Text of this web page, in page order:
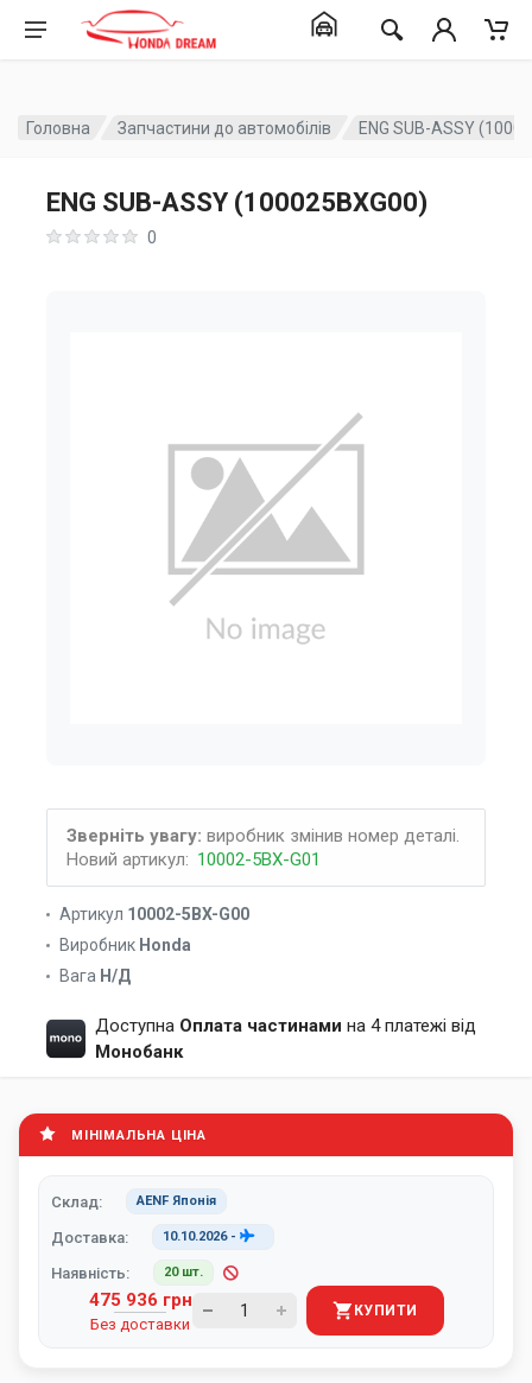
Головна Запчастини до автомобілів ENG SUB-ASSY
ENG SUB-ASSY (100025BXG00)
0
Зверніть увагу: виробник змінив номер деталі.
Новий артикул: 10002-5BX-G01
Артикул 10002-5BX-G00
Виробник Honda
Вага Н/Д
Доступна Оплата частинами на 4 платежі від
Монобанк
МІНІМАЛЬНА ЦІНА
Склад: AENF Японія
Доставка: 10.10.2026-
Наявність: 20 шт.
475 936 грн
Без доставки
КУПИТИ